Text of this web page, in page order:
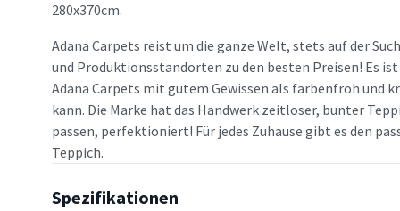
280x370cm.
Adana Carpets reist um die ganze Welt, stets auf der
und Produktionsstandorten zu den besten Preisen! Es ist
Adana Carpets mit gutem Gewissen als farbenfroh und
kann. Die Marke hat das Handwerk zeitloser, bunter
passen, perfektioniert! Für jedes Zuhause gibt es den
Teppich.
Spezifikationen